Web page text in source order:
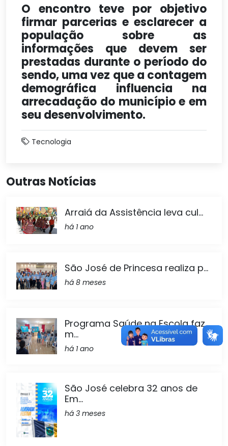
O encontro teve por objetivo
firmar parcerias e esclarecer a
população sobre as
informações que devem ser
prestadas durante o período do
sendo, uma vez que a contagem
demográfica influencia na
arrecadação do município e em
seu desenvolvimento.
Tecnologia
Outras Notícias
Arraiá da Assistência leva cul...
há 1 ano
São José de Princesa realiza p...
há 8 meses
Programa Saúde na Escola faz
m...
há 1 ano
São José celebra 32 anos de
Em...
há 3 meses